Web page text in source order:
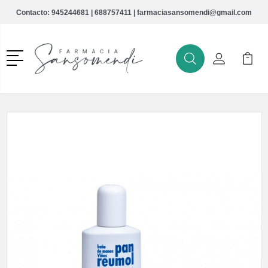
Contacto: 945244681 | 688757411 | farmaciasansomendi@gmail.com
Menú
BuscarMi Cuenta
Mi